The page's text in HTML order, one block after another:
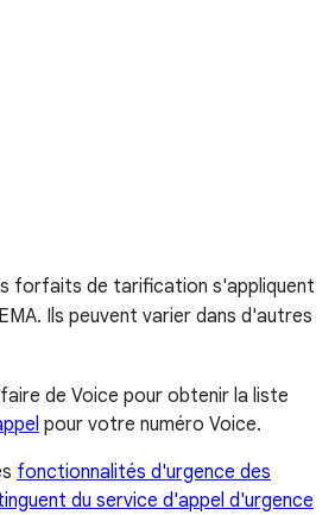
forfaits de tarification s'appliquent
Ils peuvent varier dans d'autres
de Voice pour obtenir la liste
pour votre numéro Voice.
fonctionnalités d'urgence des
du service d'appel d'urgence